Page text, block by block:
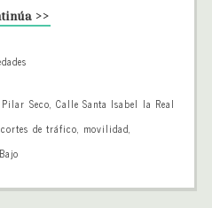
>>
Seco, Calle Santa Isabel la Real
cortes de tráfico, movilidad,